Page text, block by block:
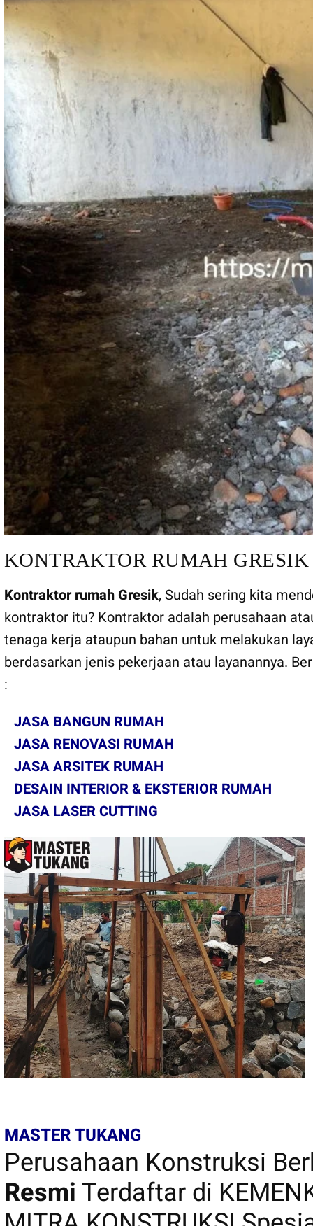
KONTRAKTOR RUMAH GRESIK
Kontraktor rumah Gresik, Sudah sering kita
kontraktor itu? Kontraktor adalah perusahaan
tenaga kerja ataupun bahan untuk melakukan
berdasarkan jenis pekerjaan atau layanannya.
:
JASA BANGUN RUMAH
JASA RENOVASI RUMAH
JASA ARSITEK RUMAH
DESAIN INTERIOR & EKSTERIOR RUMAH
JASA LASER CUTTING
MASTER TUKANG
Perusahaan Konstruksi
ResmiTerdaftar di